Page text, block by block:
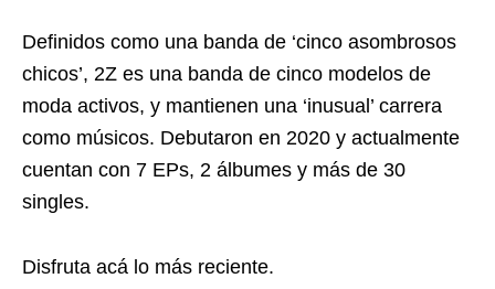
Definidos como una banda de ‘cinco asombrosos
chicos’, 2Z es una banda de cinco modelos de
moda activos, y mantienen una ‘inusual’ carrera
como músicos. Debutaron en 2020 y actualmente
cuentan con 7 EPs, 2 álbumes y más de 30
singles.
Disfruta acá lo más reciente.